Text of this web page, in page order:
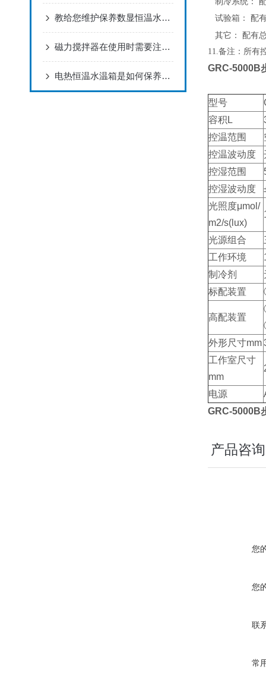
教给您维护保养数显恒温水浴锅的方法
磁力搅拌器在使用时需要注意什么？
电热恒温水温箱是如何保养维护的
试验箱： 配
其它： 配有
11.备注：所有
GRC-5000B
型号
容积L
控温范围
控温波动度
控湿范围
控湿波动度
光照度μmol/
m2/s(lux)
光源组合
工作环境
制冷剂
标配装置
高配装置
外形尺寸mm
工作室尺寸
mm
电源
GRC-5000B
产品咨询
您
您
联
常